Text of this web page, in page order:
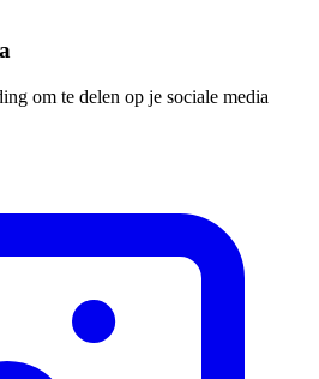
om te delen op je sociale media